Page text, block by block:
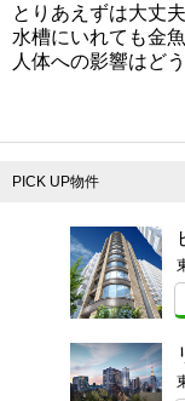
とりあえずは大丈
水槽にいれても金
人体への影響はど
PICK UP物件